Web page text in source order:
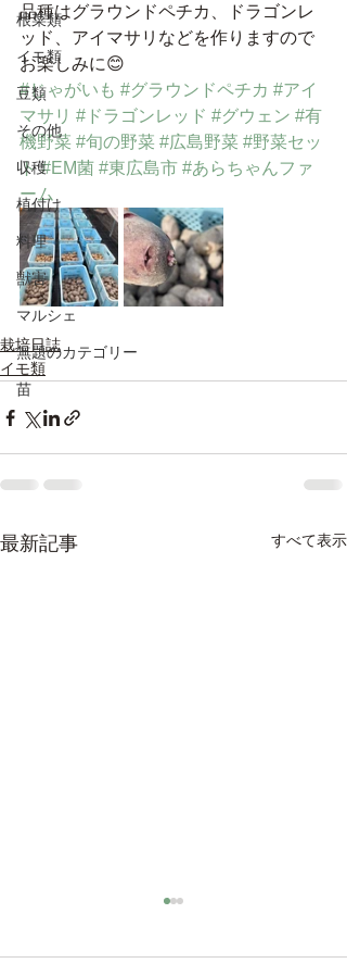
根菜類
イモ類
豆類
その他
収穫
植付け
料理
獣害
マルシェ
無題のカテゴリー
苗
品種はグラウンドペチカ、ドラゴンレ
ッド、アイマサリなどを作りますので
お楽しみに😊
#じゃがいも #グラウンドペチカ #アイ
マサリ #ドラゴンレッド #グウェン #有
機野菜 #旬の野菜 #広島野菜 #野菜セッ
ト #EM菌 #東広島市 #あらちゃんファ
ーム
栽培日誌
イモ類
最新記事 すべて表示